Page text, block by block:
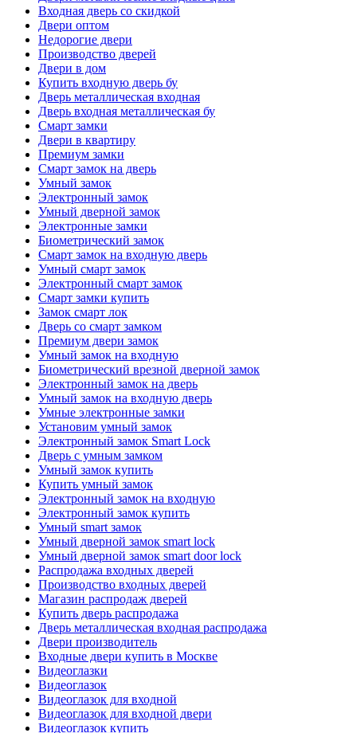
Входная дверь со скидкой
Двери оптом
Недорогие двери
Производство дверей
Двери в дом
Купить входную дверь бу
Дверь металлическая входная
Дверь входная металлическая бу
Смарт замки
Двери в квартиру
Премиум замки
Смарт замок на дверь
Умный замок
Электронный замок
Умный дверной замок
Электронные замки
Биометрический замок
Смарт замок на входную дверь
Умный смарт замок
Электронный смарт замок
Смарт замки купить
Замок смарт лок
Дверь со смарт замком
Премиум двери замок
Умный замок на входную
Биометрический врезной дверной замок
Электронный замок на дверь
Умный замок на входную дверь
Умные электронные замки
Установим умный замок
Электронный замок Smart Lock
Дверь с умным замком
Умный замок купить
Купить умный замок
Электронный замок на входную
Электронный замок купить
Умный smart замок
Умный дверной замок smart lock
Умный дверной замок smart door lock
Распродажа входных дверей
Производство входных дверей
Магазин распродаж дверей
Купить дверь распродажа
Дверь металлическая входная распродажа
Двери производитель
Входные двери купить в Москве
Видеоглазки
Видеоглазок
Видеоглазок для входной
Видеоглазок для входной двери
Видеоглазок купить